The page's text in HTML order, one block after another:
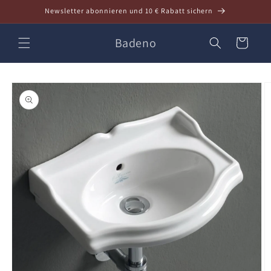
Inhalt
Newsletter abonnieren und 10 € Rabatt sichern
Badeno Warenkorb